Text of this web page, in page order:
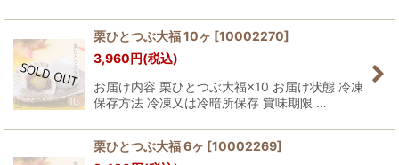
栗ひとつぶ大福 10ヶ [10002270]
3,960円(税込)
お届け内容 栗ひとつぶ大福×10 お届け状態 冷凍
保存方法 冷凍又は冷暗所保存 賞味期限 …
栗ひとつぶ大福 6ヶ [10002269]